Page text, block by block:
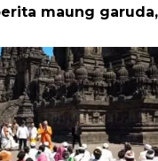
maung